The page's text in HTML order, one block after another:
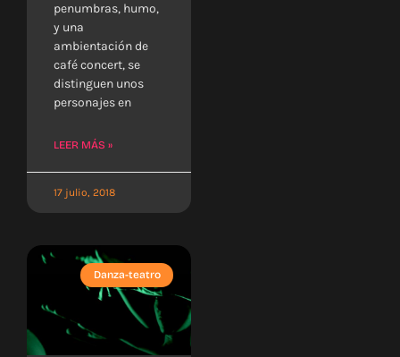
penumbras, humo,
y una
ambientación de
café concert, se
distinguen unos
personajes en
LEER MÁS »
17 julio, 2018
Danza-teatro